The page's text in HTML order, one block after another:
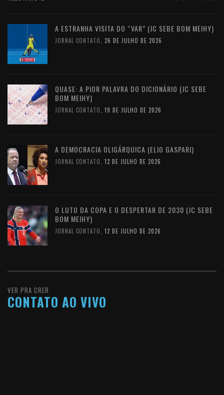
A ESTRANHA VISITA DO “VAR” (JC SEBE BOM MEIHY)
JORNAL CONTATO 26 DE JULHO DE 2026
QUASE: A PIOR PALAVRA DO DICIONÁRIO (JC SEBE
BOM MEIHY)
JORNAL CONTATO 19 DE JULHO DE 2026
A DEMOCRACIA OLIGÁRQUICA (ELIO GASPARI)
JORNAL CONTATO 12 DE JULHO DE 2026
O LUTO DA COPA E O DESPERTAR DE 2030 (JC SEBE
BOM MEIHY)
JORNAL CONTATO 12 DE JULHO DE 2026
VER PRA CRER
CONTATO AO VIVO